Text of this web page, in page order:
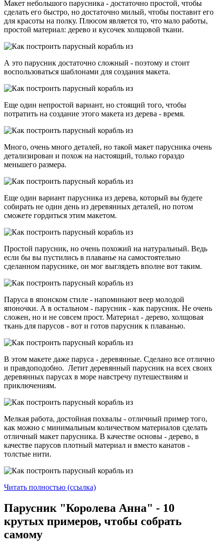
Макет небольшого парусника - достаточно простой, чтобы
сделать его быстро, но достаточно милый, чтобы поставит его
для красоты на полку. Плюсом является то, что мало работы,
простой материал: дерево и кусочек холщовой ткани.
А это парусник достаточно сложный - поэтому и стоит
воспользоваться шаблонами для создания макета.
Еще один непростой вариант, но стоящий того, чтобы
потратить на создание этого макета из дерева - время.
Много, очень много деталей, но такой макет парусника очень
детализирован и похож на настоящий, только гораздо
меньшего размера.
Еще один вариант парусника из дерева, который вы будете
собирать не один день из деревянных деталей, но потом
сможете гордиться этим макетом.
Простой парусник, но очень похожий на натуральный. Ведь
если бы вы пустились в плаванье на самостоятельно
сделанном паруснике, он мог выглядеть вполне вот таким.
Паруса в японском стиле - напоминают веер молодой
японочки. А в остальном - парусник - как парусник. Не очень
сложен, но и не совсем прост. Материал - дерево, холщовая
ткань для парусов - вот и готов парусник к плаванью.
В этом макете даже паруса - деревянные. Сделано все отлично
и правдоподобно. Летит деревянный парусник на всех своих
деревянных парусах в море навстречу путешествиям и
приключениям.
Мелкая работа, достойная похвалы - отличный пример того,
как можно с минимальным количеством материалов сделать
отличный макет парусника. В качестве основы - дерево, в
качестве парусов плотный материал и вместо канатов -
толстые нити.
Читать полностью (ссылка)
Парусник "Королева Анна" - 10
крутых примеров, чтобы собрать
самому